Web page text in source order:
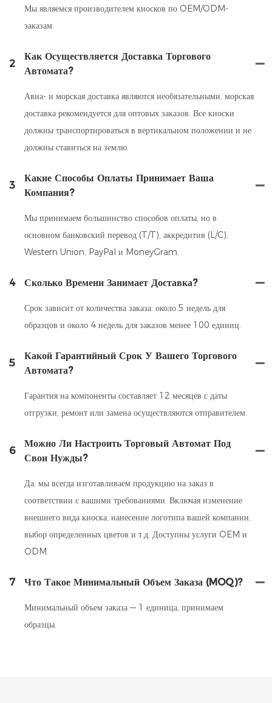
Мы являемся производителем киосков по OEM/ODM-
заказам.
2
Как Осуществляется Доставка Торгового
Автомата?
Авиа- и морская доставка являются необязательными, морская
доставка рекомендуется для оптовых заказов. Все киоски
должны транспортироваться в вертикальном положении и не
должны ставиться на землю.
3
Какие Способы Оплаты Принимает Ваша
Компания?
Мы принимаем большинство способов оплаты, но в
основном банковский перевод (T/T), аккредитив (L/C),
Western Union, PayPal и MoneyGram.
4 Сколько Времени Занимает Доставка?
Срок зависит от количества заказа: около 5 недель для
образцов и около 4 недель для заказов менее 100 единиц.
5
Какой Гарантийный Срок У Вашего Торгового
Автомата?
Гарантия на компоненты составляет 12 месяцев с даты
отгрузки, ремонт или замена осуществляются отправителем.
6
Можно Ли Настроить Торговый Автомат Под
Свои Нужды?
Да, мы всегда изготавливаем продукцию на заказ в
соответствии с вашими требованиями. Включая изменение
внешнего вида киоска, нанесение логотипа вашей компании,
выбор определенных цветов и т.д. Доступны услуги OEM и
ODM.
7 Что Такое Минимальный Объем Заказа (MOQ)?
Минимальный объем заказа — 1 единица, принимаем
образцы.